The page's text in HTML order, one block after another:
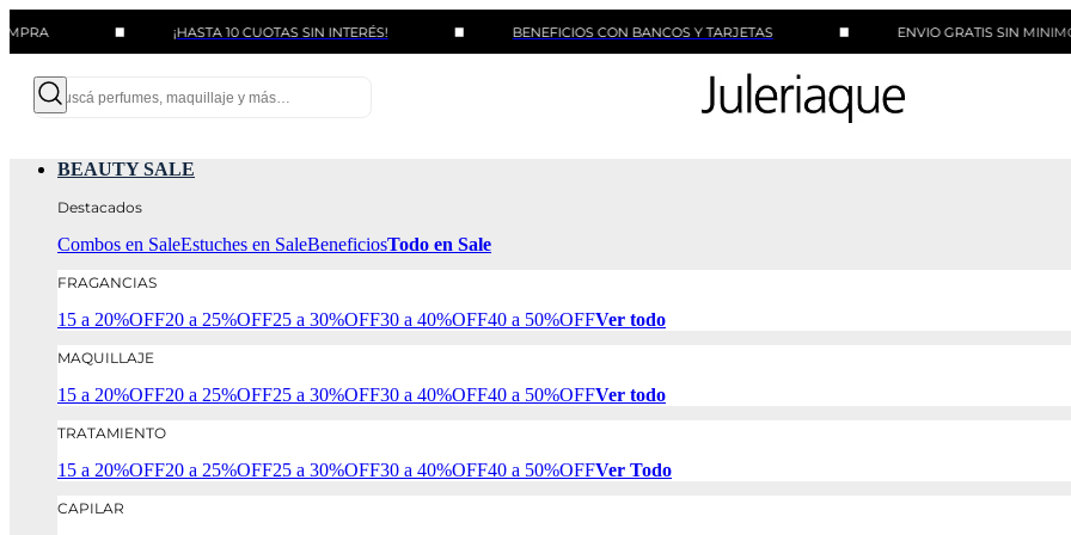
¡HASTA 10 CUOTAS SIN INTERÉS! BENEFICIOS CON BANCOS Y TARJETAS ENVIO GRATIS SIN MINIMO DE
BEAUTY SALE
Destacados
Combos en SaleEstuches en SaleBeneficiosTodo en Sale
FRAGANCIAS
15 a 20%OFF20 a 25%OFF25 a 30%OFF30 a 40%OFF40 a 50%OFFVer todo
MAQUILLAJE
15 a 20%OFF20 a 25%OFF25 a 30%OFF30 a 40%OFF40 a 50%OFFVer todo
TRATAMIENTO
15 a 20%OFF20 a 25%OFF25 a 30%OFF30 a 40%OFF40 a 50%OFFVer Todo
CAPILAR